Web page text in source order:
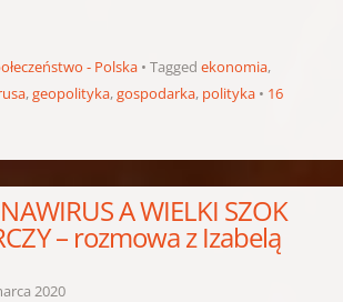
- Polska Tagged ekonomia,
,geopolityka,gospodarka, polityka
16
A WIELKI SZOK
– rozmowa z Izabelą
2020